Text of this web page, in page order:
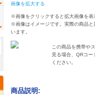
画像を拡大する
※画像をクリックすると拡大画像を表
※画像はイメージです。実際の商品と
います。
この商品を携帯や
見る場合、QRコー
ください。
商品説明: